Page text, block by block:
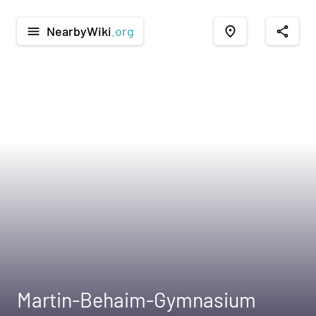
menu NearbyWiki .org place share
Martin-Behaim-Gymnasium